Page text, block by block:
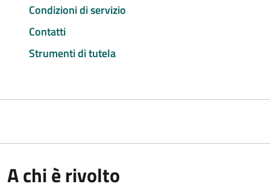
Condizioni di servizio
Contatti
Strumenti di tutela
A chi è rivolto